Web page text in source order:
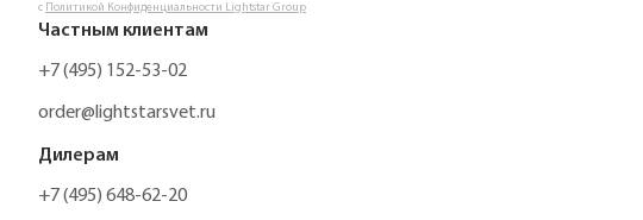
с Политикой Конфиденциальности Lightstar Group
Частным клиентам
+7 (495) 152-53-02
order@lightstarsvet.ru
Дилерам
+7 (495) 648-62-20